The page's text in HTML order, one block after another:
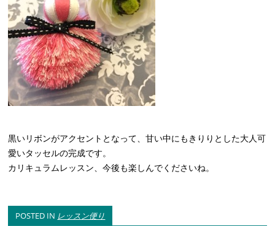
黒いリボンがアクセントとなって、甘い中にもきりりとした大人可
愛いタッセルの完成です。
カリキュラムレッスン、今後も楽しんでくださいね。
POSTED IN レッスン便り